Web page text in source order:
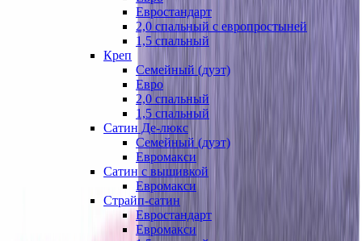
Евростандарт
2,0 спальный с европростыней
1,5 спальный
Креп
Семейный (дуэт)
Евро
2,0 спальный
1,5 спальный
Сатин Де-люкс
Семейный (дуэт)
Евромакси
Сатин с вышивкой
Евромакси
Страйп-сатин
Евростандарт
Евромакси